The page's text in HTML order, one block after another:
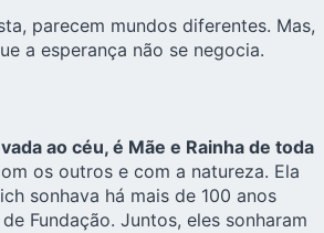
parecem mundos diferentes. Mas,
a esperança não se negocia.
ao céu, é Mãe e Rainha de toda
os outros e com a natureza. Ela
sonhava há mais de 100 anos
Fundação. Juntos, eles sonharam